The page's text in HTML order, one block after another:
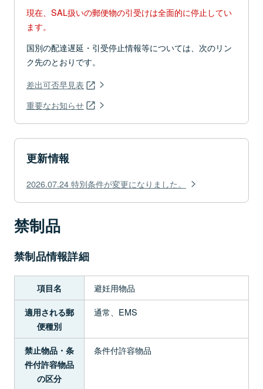
現在、SAL扱いの郵便物の引受けは全面的に停止してい
ます。
国別の配達遅延・引受停止情報等については、次のリン
ク先のとおりです。
差出可否早見表
重要なお知らせ
更新情報
2026.07.24 特別条件が変更になりました。
禁制品
禁制品情報詳細
項目名 避妊用物品
適用される郵
便種別
通常、EMS
禁止物品・条
件付許容物品
の区分
条件付許容物品